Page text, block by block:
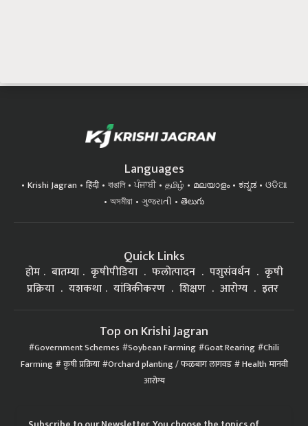
Languages
Krishi Jagran हिंदी বাঙালি ਪੰਜਾਬੀ தமிழ் മലയാളം ಕನ್ನಡ
ଓଡିଆ
অসমীয়া
ગુજરાતી తెలుగు
Quick Links
होम बातम्या कृषीपीडिया फलोत्पादन पशुसंवर्धन
कृषी
प्रक्रिया
यशकथा यांत्रिकीकरण शिक्षण आरोग्य इतर
Top on Krishi Jagran
Government Schemes Soybean Farming Goat Rearing Chili
Farming कृषी प्रक्रिया Orchard planting / फळबाग लागवड Health मानवी
आरोग्य